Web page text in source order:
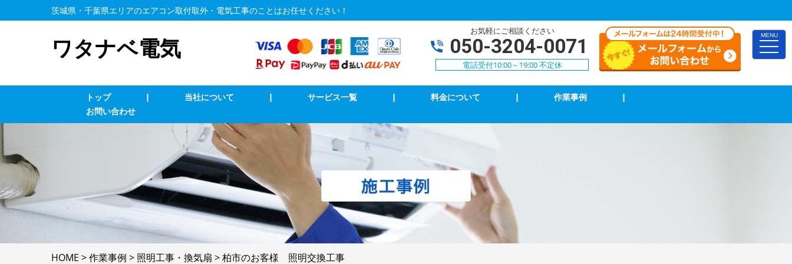
MENU
toggle
茨城県・千葉県エリアのエアコン取付取外・電気工事のことはお任せください！
ワタナベ電気
お気軽にご相談ください
050-3204-0071
電話受付10:00～19:00 不定休
トップ | 当社について | サービス一覧
エアコン修理・取付 TVアンテナ修理・取付 インターホン修理・取付
照明の修理・取付
スイッチ修理・取付 ブレーカー修理・取付
換気扇等修理・取付
LAN、電気配線工事
家庭用EV充電工事
4k・8k受信工事
| 料金について | 作業事例
|
お問い合わせ
HOME >作業事例 > 照明工事・換気扇 >柏市のお客様 照明交換工事